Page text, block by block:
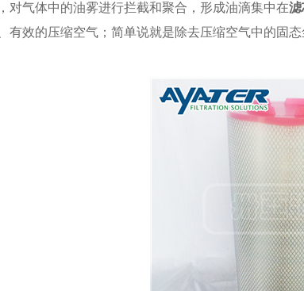
对气体中的油雾进行拦截和聚合，形成油滴集中在滤
有效的压缩空气；简单说就是除去压缩空气中的固